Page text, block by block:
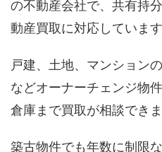
の不動産会社で、共有持
動産買取に対応しています
戸建、土地、マンション
などオーナーチェンジ物
倉庫まで買取が相談できま
築古物件でも年数に制限